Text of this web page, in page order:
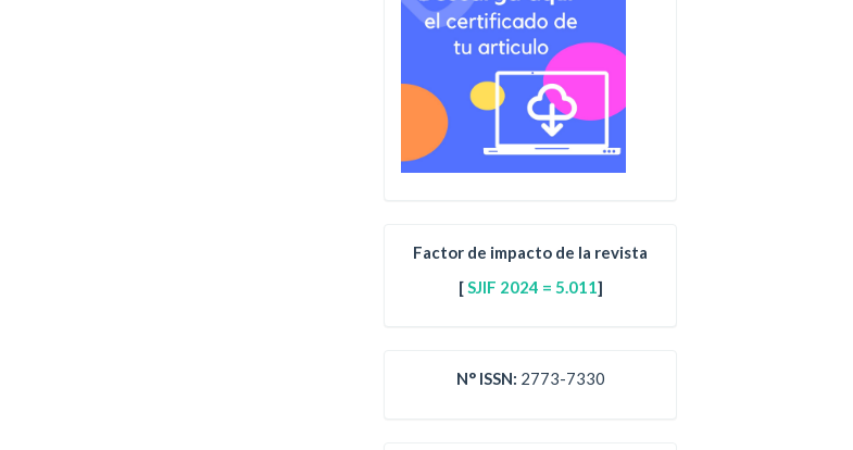
Factor de impacto de la revista
[ SJIF 2024 = 5.011]
N° ISSN: 2773-7330